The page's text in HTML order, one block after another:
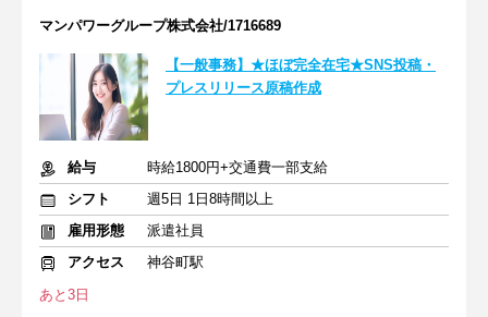
マンパワーグループ株式会社/1716689
【一般事務】★ほぼ完全在宅★SNS投稿・
プレスリリース原稿作成
給与
時給1800円+交通費一部支給
シフト
週5日 1日8時間以上
雇用形態
派遣社員
アクセス
神谷町駅
あと3日